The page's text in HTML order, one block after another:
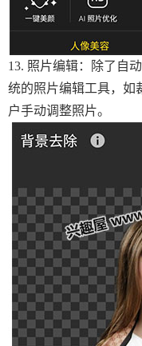
13. 照片编辑：除了自
统的照片编辑工具，如
户手动调整照片。